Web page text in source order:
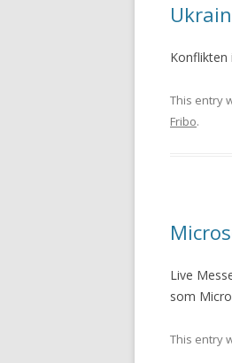
Konflikten
This entry
Fribo.
Live
som
This entry